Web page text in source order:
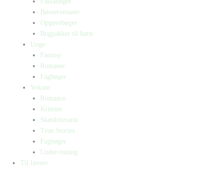
Børneromaner
Opgavebøger
Bogpakker til børn
Unge
Fantasy
Romaner
Fagbøger
Voksne
Romance
Krimier
Skønlitteratur
True Stories
Fagbøger
Undervisning
Til lærere